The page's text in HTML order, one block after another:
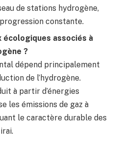
de stations hydrogène,
constante.
écologiques associés à
?
dépend principalement
de l’hydrogène.
à partir d’énergies
les émissions de gaz à
le caractère durable des